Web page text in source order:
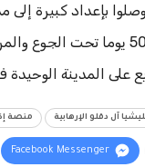
بإعداد كبيرة إلى
سقوط الفاشر حيث ظلوا محاصرين في
على المدينة
آل دقلو الإرهابية منصة
Facebook Messenger